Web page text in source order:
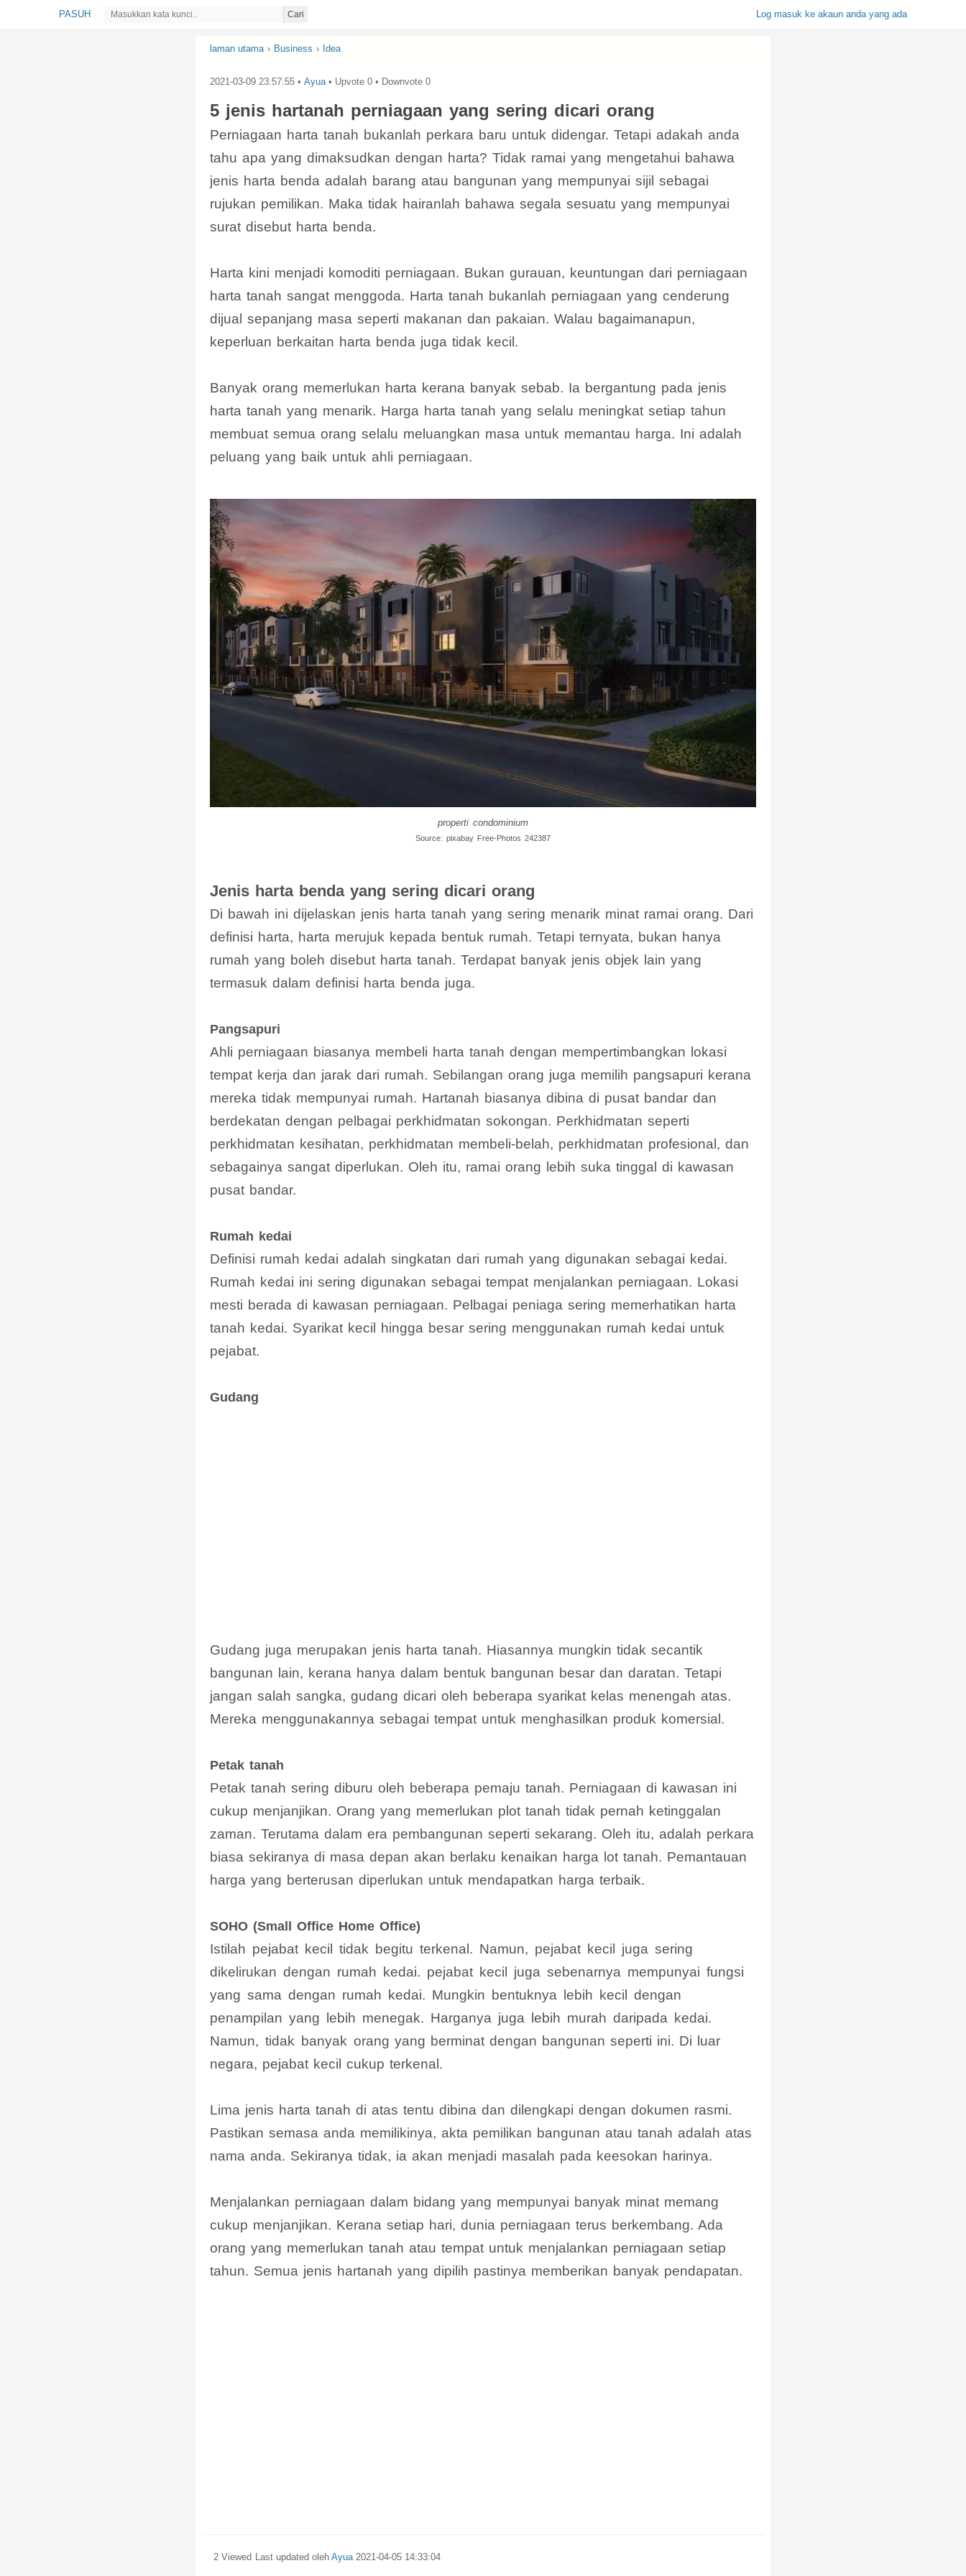
PASUH Cari Log masuk ke akaun anda yang ada
laman utama › Business › Idea
2021-03-09 23:57:55 • Ayua• Upvote 0 • Downvote 0
5 jenis hartanah perniagaan yang sering dicari orang
Perniagaan harta tanah bukanlah perkara baru untuk didengar. Tetapi adakah anda
tahu apa yang dimaksudkan dengan harta? Tidak ramai yang mengetahui bahawa
jenis harta benda adalah barang atau bangunan yang mempunyai sijil sebagai
rujukan pemilikan. Maka tidak hairanlah bahawa segala sesuatu yang mempunyai
surat disebut harta benda.
Harta kini menjadi komoditi perniagaan. Bukan gurauan, keuntungan dari perniagaan
harta tanah sangat menggoda. Harta tanah bukanlah perniagaan yang cenderung
dijual sepanjang masa seperti makanan dan pakaian. Walau bagaimanapun,
keperluan berkaitan harta benda juga tidak kecil.
Banyak orang memerlukan harta kerana banyak sebab. Ia bergantung pada jenis
harta tanah yang menarik. Harga harta tanah yang selalu meningkat setiap tahun
membuat semua orang selalu meluangkan masa untuk memantau harga. Ini adalah
peluang yang baik untuk ahli perniagaan.
properti condominium
Source: pixabay Free-Photos 242387
Jenis harta benda yang sering dicari orang
Di bawah ini dijelaskan jenis harta tanah yang sering menarik minat ramai orang. Dari
definisi harta, harta merujuk kepada bentuk rumah. Tetapi ternyata, bukan hanya
rumah yang boleh disebut harta tanah. Terdapat banyak jenis objek lain yang
termasuk dalam definisi harta benda juga.
Pangsapuri
Ahli perniagaan biasanya membeli harta tanah dengan mempertimbangkan lokasi
tempat kerja dan jarak dari rumah. Sebilangan orang juga memilih pangsapuri kerana
mereka tidak mempunyai rumah. Hartanah biasanya dibina di pusat bandar dan
berdekatan dengan pelbagai perkhidmatan sokongan. Perkhidmatan seperti
perkhidmatan kesihatan, perkhidmatan membeli-belah, perkhidmatan profesional, dan
sebagainya sangat diperlukan. Oleh itu, ramai orang lebih suka tinggal di kawasan
pusat bandar.
Rumah kedai
Definisi rumah kedai adalah singkatan dari rumah yang digunakan sebagai kedai.
Rumah kedai ini sering digunakan sebagai tempat menjalankan perniagaan. Lokasi
mesti berada di kawasan perniagaan. Pelbagai peniaga sering memerhatikan harta
tanah kedai. Syarikat kecil hingga besar sering menggunakan rumah kedai untuk
pejabat.
Gudang
Gudang juga merupakan jenis harta tanah. Hiasannya mungkin tidak secantik
bangunan lain, kerana hanya dalam bentuk bangunan besar dan daratan. Tetapi
jangan salah sangka, gudang dicari oleh beberapa syarikat kelas menengah atas.
Mereka menggunakannya sebagai tempat untuk menghasilkan produk komersial.
Petak tanah
Petak tanah sering diburu oleh beberapa pemaju tanah. Perniagaan di kawasan ini
cukup menjanjikan. Orang yang memerlukan plot tanah tidak pernah ketinggalan
zaman. Terutama dalam era pembangunan seperti sekarang. Oleh itu, adalah perkara
biasa sekiranya di masa depan akan berlaku kenaikan harga lot tanah. Pemantauan
harga yang berterusan diperlukan untuk mendapatkan harga terbaik.
SOHO (Small Office Home Office)
Istilah pejabat kecil tidak begitu terkenal. Namun, pejabat kecil juga sering
dikelirukan dengan rumah kedai. pejabat kecil juga sebenarnya mempunyai fungsi
yang sama dengan rumah kedai. Mungkin bentuknya lebih kecil dengan
penampilan yang lebih menegak. Harganya juga lebih murah daripada kedai.
Namun, tidak banyak orang yang berminat dengan bangunan seperti ini. Di luar
negara, pejabat kecil cukup terkenal.
Lima jenis harta tanah di atas tentu dibina dan dilengkapi dengan dokumen rasmi.
Pastikan semasa anda memilikinya, akta pemilikan bangunan atau tanah adalah atas
nama anda. Sekiranya tidak, ia akan menjadi masalah pada keesokan harinya.
Menjalankan perniagaan dalam bidang yang mempunyai banyak minat memang
cukup menjanjikan. Kerana setiap hari, dunia perniagaan terus berkembang. Ada
orang yang memerlukan tanah atau tempat untuk menjalankan perniagaan setiap
tahun. Semua jenis hartanah yang dipilih pastinya memberikan banyak pendapatan.
2 Viewed Last updated oleh Ayua 2021-04-05 14:33:04